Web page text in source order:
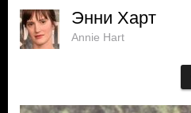
Энни Харт
Annie Hart